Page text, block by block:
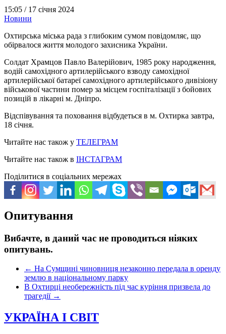
15:05 / 17 січня 2024
Новини
Охтирська міська рада з глибоким сумом повідомляє, що
обірвалося життя молодого захисника України.
Солдат Храмцов Павло Валерійович, 1985 року народження,
водій самохідного артилерійського взводу самохідної
артилерійської батареї самохідного артилерійського дивізіону
військової частини помер за місцем госпіталізації з бойових
позицій в лікарні м. Дніпро.
Відспівування та поховання відбудеться в м. Охтирка завтра,
18 січня.
Читайте нас також у ТЕЛЕГРАМ
Читайте нас також в ІНСТАГРАМ
Поділитися в соціальних мережах
Опитування
Вибачте, в даний час не проводиться ніяких
опитувань.
← На Сумщині чиновниця незаконно передала в оренду
землю в національному парку
В Охтирці необережність під час куріння призвела до
трагедії →
УКРАЇНА І СВІТ